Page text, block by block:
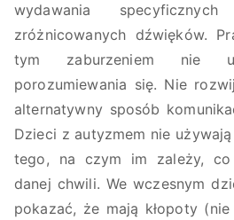
wydawania
zróżnicowanych dźwięków.
tym zaburzeniem nie
porozumiewania się. Nie
alternatywny sposób
Dzieci z autyzmem nie
tego, na czym im zależy,
danej chwili. We wczesnym
pokazać, że mają kłopoty (nie